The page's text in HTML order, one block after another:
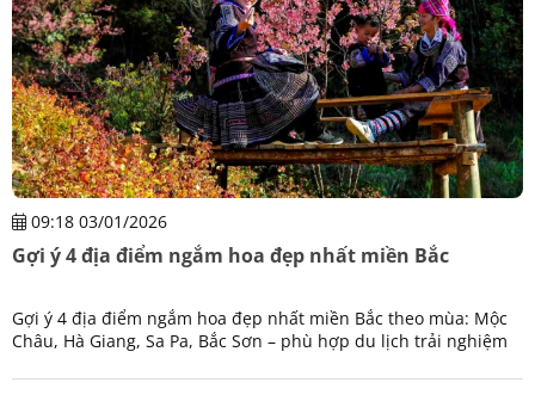
09:18 03/01/2026
Gợi ý 4 địa điểm ngắm hoa đẹp nhất miền Bắc
Gợi ý 4 địa điểm ngắm hoa đẹp nhất miền Bắc theo mùa: Mộc
Châu, Hà Giang, Sa Pa, Bắc Sơn – phù hợp du lịch trải nghiệm